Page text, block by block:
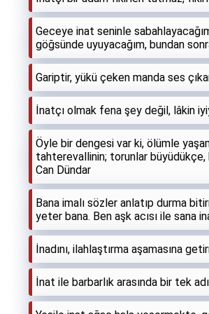
Geceye inat seninle
göğsünde uyuyacağım, bundan
Gariptir, yükü çeken manda ses
İnatçı olmak fena şey değil, lâkin
Öyle bir dengesi var ki, ölümle
tahterevallinin; torunlar büyüdükçe,
Can Dündar
Bana imalı sözler anlatıp durma
yeter bana. Ben aşk acısı ile sana
İnadını, ilahlaştırma aşamasına
İnat ile barbarlık arasında bir tek